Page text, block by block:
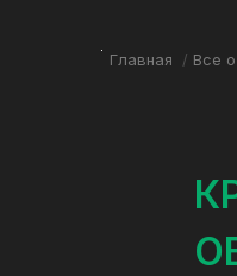
Главная / Все